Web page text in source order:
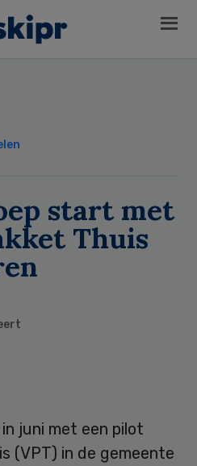
start met
Thuis
juni met een pilot
(VPT) in de gemeente